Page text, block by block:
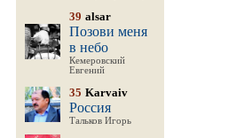
39 alsar
Позови меня
в небо
Кемеровский
Евгений
35 Karvaiv
Россия
Тальков Игорь